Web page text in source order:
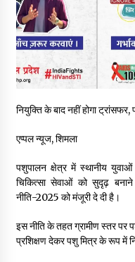
रूपी भावा
हिमालयन
06/
भ्रष्टाचार
06/08/
ओरिएंटेशन
06/08/
नियुक्ति के बाद नहीं होगा
एप्पल न्यूज, शिमला
पशुपालन क्षेत्र में स्थानीय
चिकित्सा सेवाओं को सुदृढ़
नीति-2025 को मंजूरी दे दी है।
इस नीति के तहत ग्रामीण स्तर पर
प्रशिक्षण देकर पशु मित्र के रूप में